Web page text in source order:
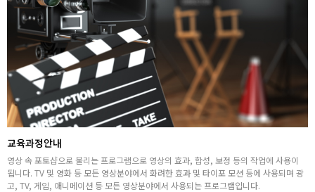
취업지원센터
고객상담센터
아카데미소개
지점별 홈페이지
교육과정안내
영상 속 포토샵으로 불리는 프로그램으로 영상의 효과, 합성, 보정 등의 작업에 사용이
됩니다. TV 및 영화 등 모든 영상분야에서 화려한 효과 및 타이포 모션 등에 사용되며 광
고, TV, 게임, 애니메이션 등 모든 영상분야에서 사용되는 프로그램입니다.